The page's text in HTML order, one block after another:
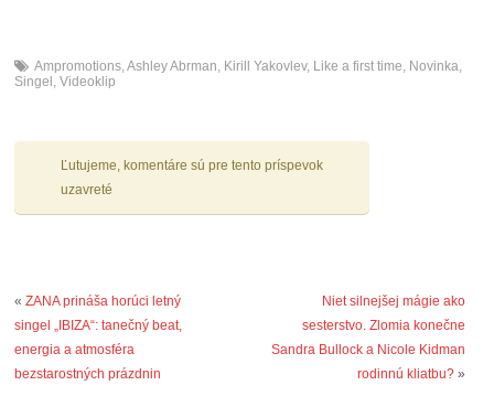
Ampromotions,Ashley Abrman, Kirill Yakovlev, Like a first time, Novinka,
Singel ,Videoklip
Ľutujeme, komentáre sú pre tento príspevok
uzavreté
«ZANA prináša horúci letný
singel „IBIZA“: tanečný beat,
energia a atmosféra
bezstarostných prázdnin
Niet silnejšej mágie ako
sesterstvo. Zlomia konečne
Sandra Bullock a Nicole Kidman
rodinnú kliatbu?»